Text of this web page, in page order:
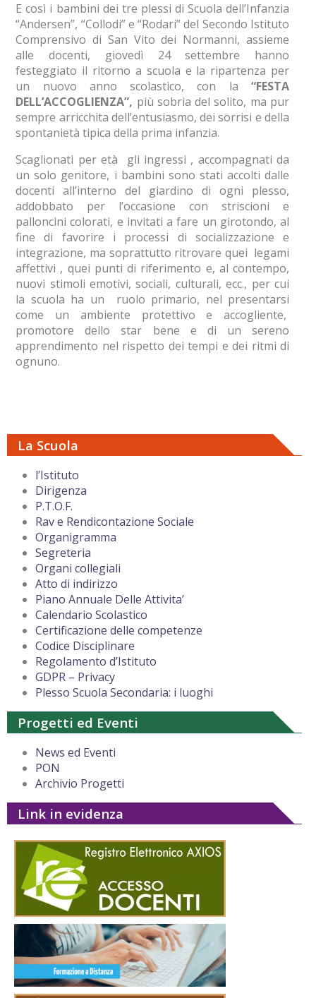
La Scuola
l’Istituto
Dirigenza
P.T.O.F.
Rav e Rendicontazione Sociale
Organigramma
Segreteria
Organi collegiali
Atto di indirizzo
Piano Annuale Delle Attivita’
Calendario Scolastico
Certificazione delle competenze
Codice Disciplinare
Regolamento d’Istituto
GDPR – Privacy
Plesso Scuola Secondaria: i luoghi
Progetti ed Eventi
News ed Eventi
PON
Archivio Progetti
Link in evidenza
E così i bambini dei tre plessi di Scuola dell’Infanzia
“Andersen”, “Collodi” e “Rodari” del Secondo Istituto
Comprensivo di San Vito dei Normanni, assieme
alle docenti, giovedì 24 settembre hanno
festeggiato il ritorno a scuola e la ripartenza per
un nuovo anno scolastico, con la“FESTA
DELL’ACCOGLIENZA”, più sobria del solito, ma pur
sempre arricchita dell’entusiasmo, dei sorrisi e della
spontanietà tipica della prima infanzia.
Scaglionati per età gli ingressi , accompagnati da
un solo genitore, i bambini sono stati accolti dalle
docenti all’interno del giardino di ogni plesso,
addobbato per l’occasione con striscioni e
palloncini colorati, e invitati a fare un girotondo, al
fine di favorire i processi di socializzazione e
integrazione, ma soprattutto ritrovare quei legami
affettivi , quei punti di riferimento e, al contempo,
nuovi stimoli emotivi, sociali, culturali, ecc., per cui
la scuola ha un ruolo primario, nel presentarsi
come un ambiente protettivo e accogliente,
promotore dello star bene e di un sereno
apprendimento nel rispetto dei tempi e dei ritmi di
ognuno.